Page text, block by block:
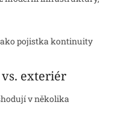
pojistka kontinuity
exteriér
v několika